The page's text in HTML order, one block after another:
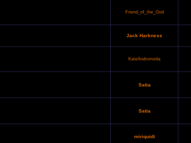
Friend_of_the_Ood
Jack Harkness
KateAndromeda
Satia
Satia
miriquidi